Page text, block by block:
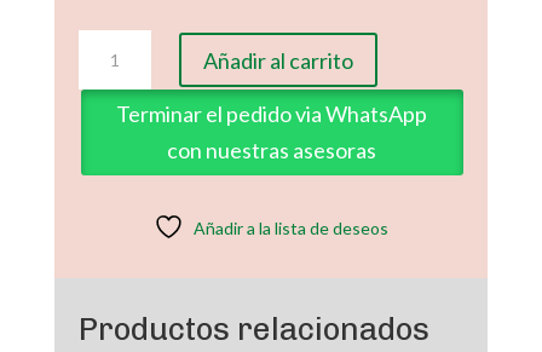
1602-
29
cantidad
Añadir al carrito
Terminar el pedido via WhatsApp
con nuestras asesoras
Añadir a la lista de deseos
Productos relacionados